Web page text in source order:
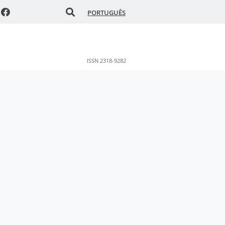
PORTUGUÊS
ISSN 2318-9282